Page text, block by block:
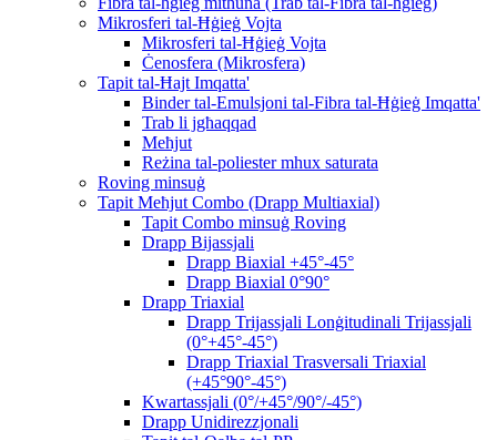
Mikrosferi tal-Ħġieġ Vojta
Mikrosferi tal-Ħġieġ Vojta
Ċenosfera (Mikrosfera)
Tapit tal-Ħajt Imqatta'
Binder tal-Emulsjoni tal-Fibra tal-Ħġieġ Imqatta'
Trab li jgħaqqad
Meħjut
Reżina tal-poliester mhux saturata
Roving minsuġ
Tapit Meħjut Combo (Drapp Multiaxial)
Tapit Combo minsuġ Roving
Drapp Bijassjali
Drapp Biaxial +45°-45°
Drapp Biaxial 0°90°
Drapp Triaxial
Drapp Trijassjali Lonġitudinali Trijassjali
(0°+45°-45°)
Drapp Triaxial Trasversali Triaxial
(+45°90°-45°)
Kwartassjali (0°/+45°/90°/-45°)
Drapp Unidirezzjonali